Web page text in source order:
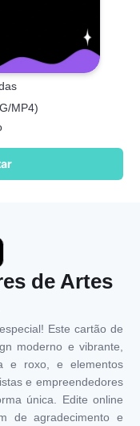
MP4)
de Artes
Este cartão de
moderno e vibrante,
e roxo, e elementos
e empreendedores
única. Edite online
de agradecimento e